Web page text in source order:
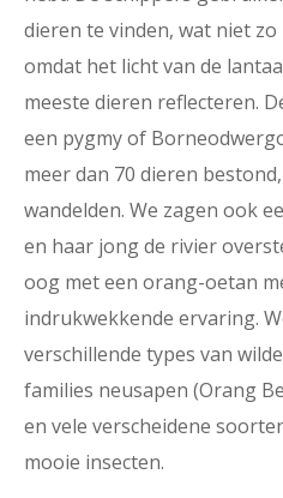
dieren te vinden, wat niet
omdat het licht van de
meeste dieren reflecteren.
een pygmy of
meer dan 70 dieren
wandelden. We zagen ook
en haar jong de rivier
oog met een orang-oetan
indrukwekkende ervaring.
verschillende types van
families neusapen (Orang
en vele verscheidene
mooie insecten.